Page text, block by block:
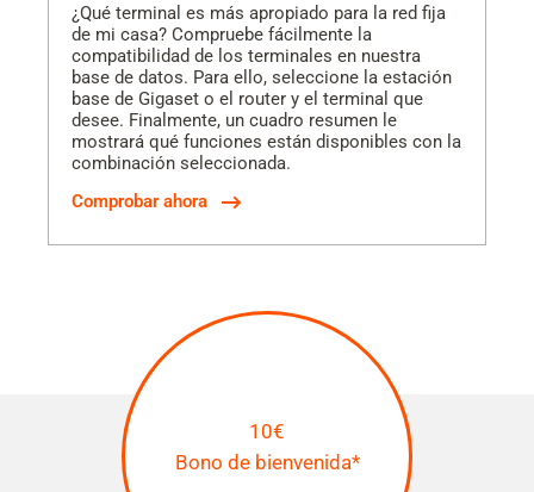
¿Qué terminal es más apropiado para la red fija
de mi casa? Compruebe fácilmente la
compatibilidad de los terminales en nuestra
base de datos. Para ello, seleccione la estación
base de Gigaset o el router y el terminal que
desee. Finalmente, un cuadro resumen le
mostrará qué funciones están disponibles con la
combinación seleccionada.
Comprobar ahora
10€
Bono de bienvenida*